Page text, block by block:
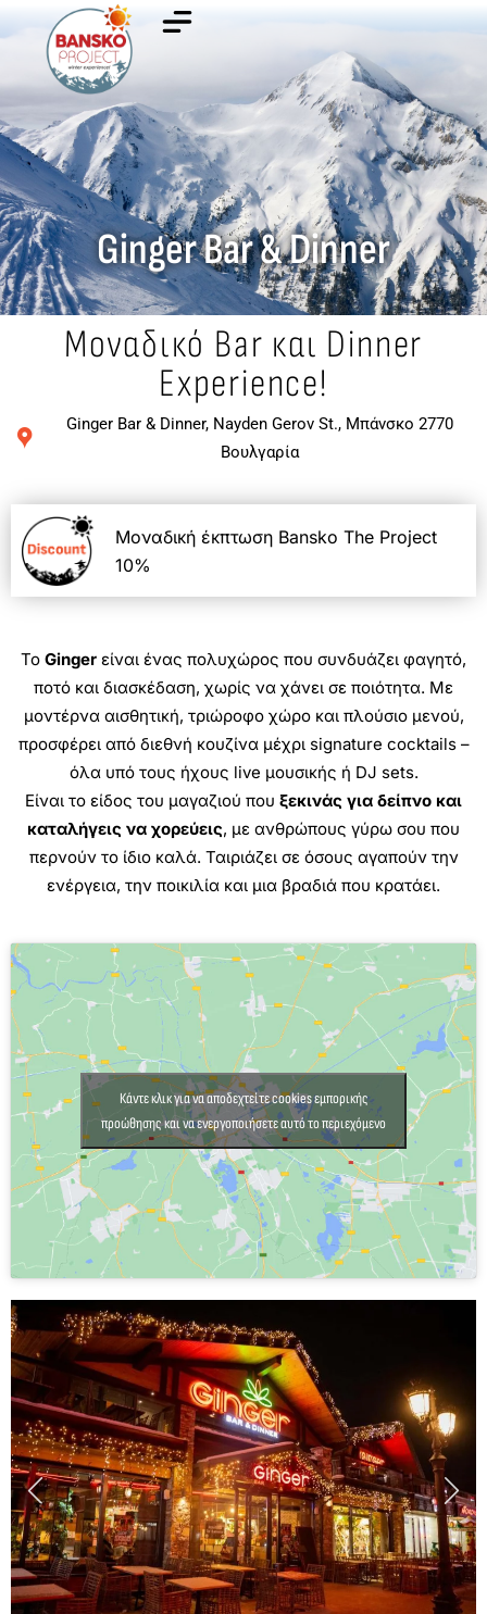
Ginger Bar & Dinner
Μοναδικό Bar και Dinner
Experience!
Ginger Bar & Dinner, Nayden Gerov St., Μπάνσκο 2770
Βουλγαρία
Μοναδική έκπτωση Bansko The Project
10%
Το Ginger είναι ένας πολυχώρος που συνδυάζει φαγητό,
ποτό και διασκέδαση, χωρίς να χάνει σε ποιότητα. Με
μοντέρνα αισθητική, τριώροφο χώρο και πλούσιο μενού,
προσφέρει από διεθνή κουζίνα μέχρι signature cocktails –
όλα υπό τους ήχους live μουσικής ή DJ sets.
Είναι το είδος του μαγαζιού που ξεκινάς για δείπνο και
καταλήγεις να χορεύεις, με ανθρώπους γύρω σου που
περνούν το ίδιο καλά. Ταιριάζει σε όσους αγαπούν την
ενέργεια, την ποικιλία και μια βραδιά που κρατάει.
Κάντε κλικ για να αποδεχτείτε cookies εμπορικής
προώθησης και να ενεργοποιήσετε αυτό το περιεχόμενο